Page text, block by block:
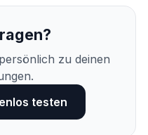
zu deinen
testen